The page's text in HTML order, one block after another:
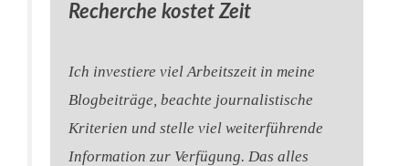
Recherche kostet Zeit
Ich investiere viel Arbeitszeit in meine
Blogbeiträge, beachte journalistische
Kriterien und stelle viel weiterführende
Information zur Verfügung. Das alles